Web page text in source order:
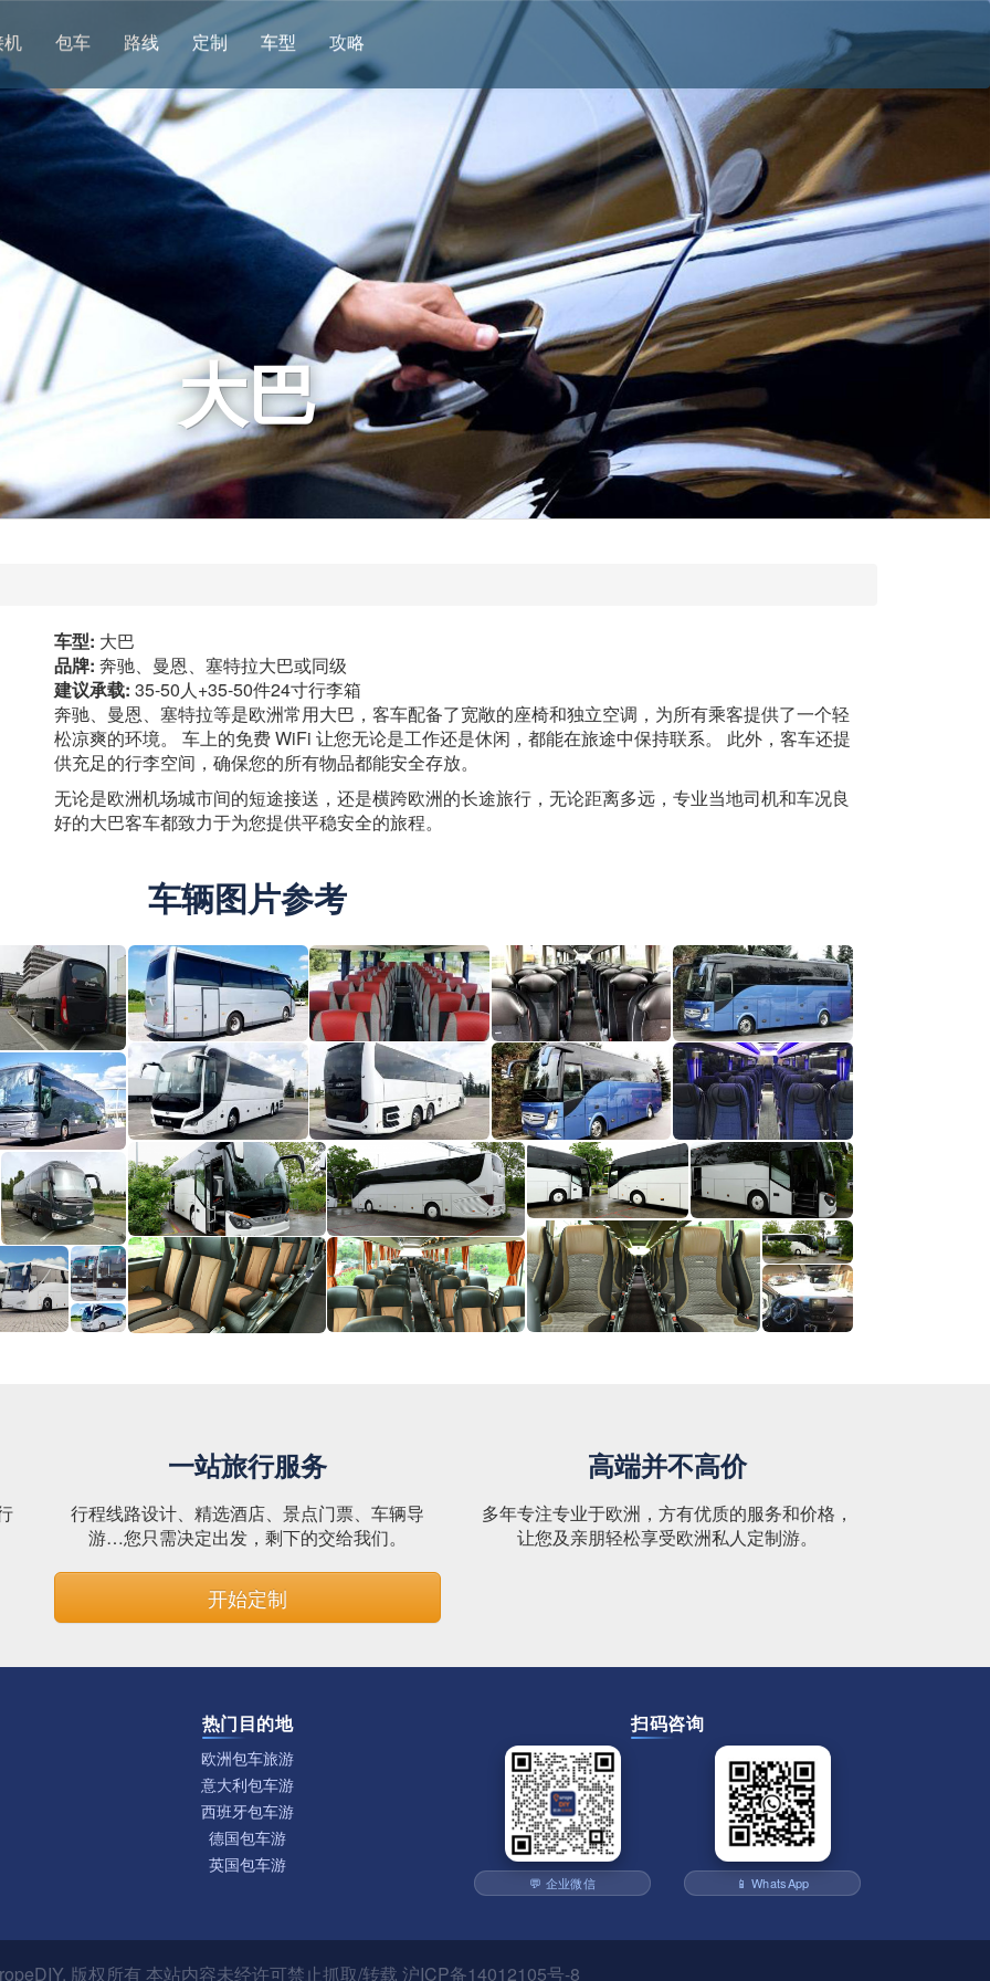
包车 路线 定制 车型 攻略
大巴
车型: 大巴
品牌: 奔驰、曼恩、塞特拉大巴或同级
建议承载: 35-50人+35-50件24寸行李箱
奔驰、曼恩、塞特拉等是欧洲常用大巴，客车配备了宽敞的座椅和独立空调，为所有乘客提供了一个轻
松凉爽的环境。 车上的免费 WiFi 让您无论是工作还是休闲，都能在旅途中保持联系。 此外，客车还提
供充足的行李空间，确保您的所有物品都能安全存放。
无论是欧洲机场城市间的短途接送，还是横跨欧洲的长途旅行，无论距离多远，专业当地司机和车况良
好的大巴客车都致力于为您提供平稳安全的旅程。
车辆图片参考
一站旅行服务
行程线路设计、精选酒店、景点门票、车辆导
游…您只需决定出发，剩下的交给我们。
高端并不高价
多年专注专业于欧洲，方有优质的服务和价格，
让您及亲朋轻松享受欧洲私人定制游。
开始定制
热门目的地
欧洲包车旅游
意大利包车游
西班牙包车游
德国包车游
英国包车游
扫码咨询
💬 企业微信 📱 WhatsApp
. 版权所有 本站内容未经许可禁止抓取/转载 沪ICP备14012105号-8